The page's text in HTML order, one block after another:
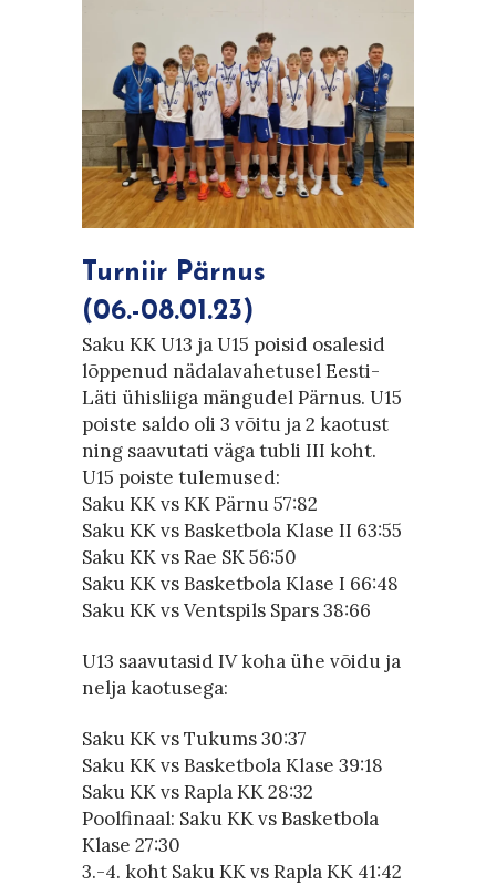
Turniir Pärnus
(06.-08.01.23)
Saku KK U13 ja U15 poisid osalesid
lõppenud nädalavahetusel Eesti-
Läti ühisliiga mängudel Pärnus. U15
poiste saldo oli 3 võitu ja 2 kaotust
ning saavutati väga tubli III koht.
U15 poiste tulemused:
Saku KK vs KK Pärnu 57:82
Saku KK vs Basketbola Klase II 63:55
Saku KK vs Rae SK 56:50
Saku KK vs Basketbola Klase I 66:48
Saku KK vs Ventspils Spars 38:66
U13 saavutasid IV koha ühe võidu ja
nelja kaotusega:
Saku KK vs Tukums 30:37
Saku KK vs Basketbola Klase 39:18
Saku KK vs Rapla KK 28:32
Poolfinaal: Saku KK vs Basketbola
Klase 27:30
3.-4. koht Saku KK vs Rapla KK 41:42